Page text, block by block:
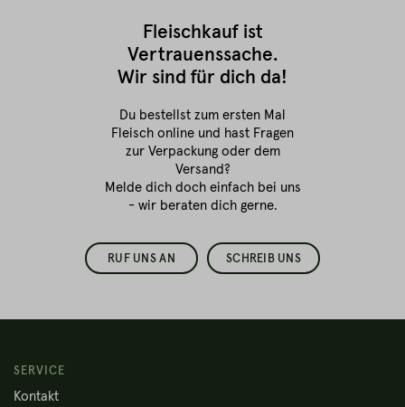
Fleischkauf ist
Vertrauenssache.
Wir sind für dich da!
Du bestellst zum ersten Mal
Fleisch online und hast Fragen
zur Verpackung oder dem
Versand?
Melde dich doch einfach bei uns
- wir beraten dich gerne.
RUF UNS AN SCHREIB UNS
SERVICE
Kontakt